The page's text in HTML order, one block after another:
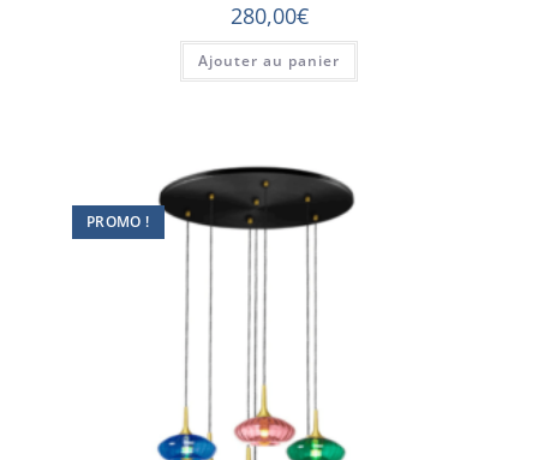
280,00€
Ajouter au panier
PROMO !